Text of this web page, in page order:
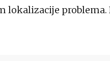
lokalizacije